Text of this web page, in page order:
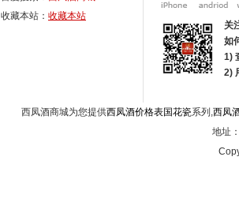
收藏本站： 收藏本站
关
如
1)
2)
西凤酒商城为您提供西凤酒价格表国花瓷系列, 西凤
地址